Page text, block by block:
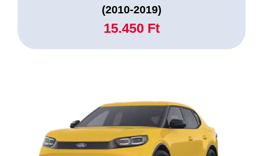
(2010-2019)
15.450 Ft